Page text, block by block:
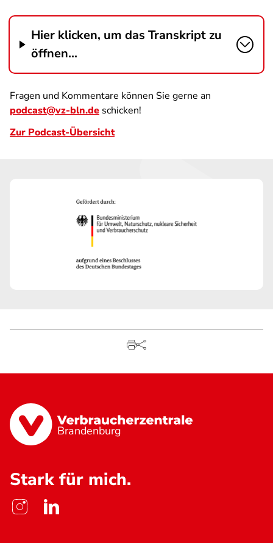
Hier klicken, um das Transkript zu
öffnen...
Fragen und Kommentare können Sie gerne an
podcast@vz-bln.de schicken!
Zur Podcast-Übersicht
Brandenburg
Stark für mich.